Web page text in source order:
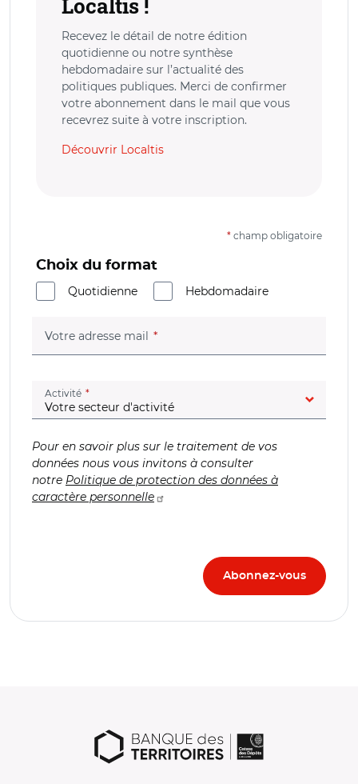
Recevez le détail de notre édition
quotidienne ou notre synthèse
hebdomadaire sur l’actualité des
politiques publiques. Merci de confirmer
votre abonnement dans le mail que vous
recevrez suite à votre inscription.
Découvrir Localtis
* champ obligatoire
Choix du format
Quotidienne
Hebdomadaire
Votre adresse mail (champ obligatoire)
Activité (champ obligatoire)
Pour en savoir plus sur le traitement de vos
données nous vous invitons à consulter
notre Politique de protection des données à
caractère personnelle